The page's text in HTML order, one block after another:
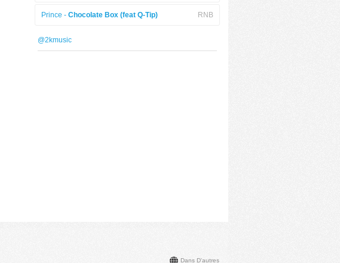
RNB
Prince - Chocolate Box (feat Q-Tip)
@2kmusic
Dans D'autres